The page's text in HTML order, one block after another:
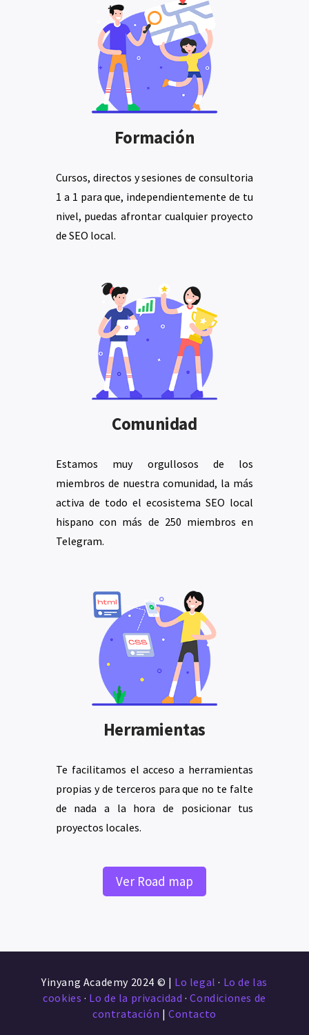
Formación
Cursos, directos y sesiones de consultoria
1 a 1 para que, independientemente de tu
nivel, puedas afrontar cualquier proyecto
de SEO local.
Comunidad
Estamos muy orgullosos de los
miembros de nuestra comunidad, la más
activa de todo el ecosistema SEO local
hispano con más de 250 miembros en
Telegram.
Herramientas
Te facilitamos el acceso a herramientas
propias y de terceros para que no te falte
de nada a la hora de posicionar tus
proyectos locales.
Ver Road map
Yinyang Academy 2024 © | Lo legal · Lo de las
cookies · Lo de la privacidad ·Condiciones de
contratación |Contacto